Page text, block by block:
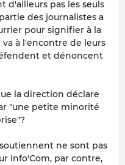
d'ailleurs pas les seuls
des journalistes a
pour signifier à la
à l'encontre de leurs
et dénoncent
la direction déclare
"une petite minorité
soutiennent ne sont pas
Info'Com, par contre,